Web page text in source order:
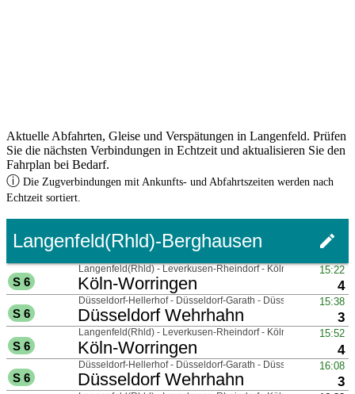
Aktuelle Abfahrten, Gleise und Verspätungen in Langenfeld. Prüfen
Sie die nächsten Verbindungen in Echtzeit und aktualisieren Sie den
Fahrplan bei Bedarf.
ⓘ Die Zugverbindungen mit Ankunfts- und Abfahrtszeiten werden nach
Echtzeit sortiert.